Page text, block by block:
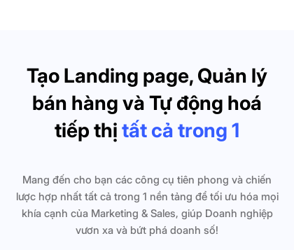
Tạo Landing page, Quản lý
bán hàng và Tự động hoá
tiếp thị tất cả trong 1
Mang đến cho bạn các công cụ tiên phong và chiến
lược hợp nhất tất cả trong 1 nền tảng để tối ưu hóa mọi
khía cạnh của Marketing & Sales, giúp Doanh nghiệp
vươn xa và bứt phá doanh số!